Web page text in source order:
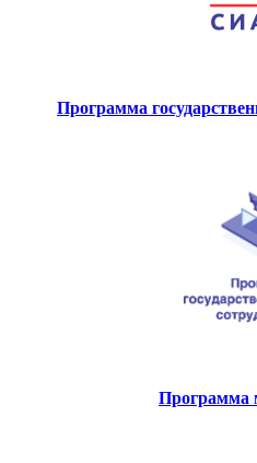
Программа
Программа